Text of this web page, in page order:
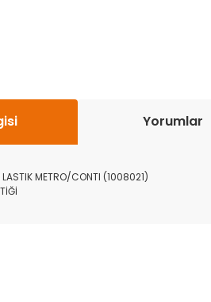
Yorumlar
METRO/CONTI (1008021)